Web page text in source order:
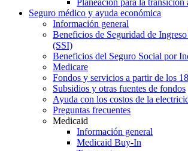
Seguro médico y ayuda económica
Información general
Beneficios de Seguridad de
(SSI)
Beneficios del Seguro Social por
Medicare
Fondos y servicios a partir de los
Subsidios y otras fuentes de fondos
Ayuda con los costos de la
Preguntas frecuentes
Medicaid
Información general
Medicaid Buy-In